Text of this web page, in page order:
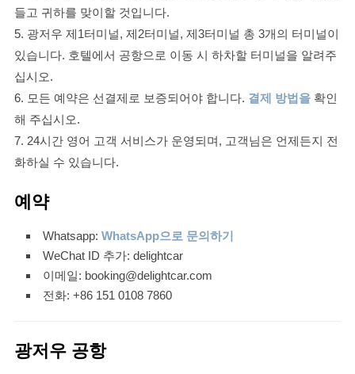
들고 귀하를 맞이할 것입니다.
5. 광저우 제1터미널, 제2터미널, 제3터미널 총 3개의 터미널이
있습니다. 호텔에서 공항으로 이동 시 하차할 터미널을 알려주
십시오.
6. 모든 예약은 선결제로 보증되어야 합니다. 결제 방법을확인
해 주십시오.
7. 24시간 영어 고객 서비스가 운영되며, 고객님은 언제든지 전
화하실 수 있습니다.
예약
Whatsapp: WhatsApp으로 문의하기
WeChat ID 추가: delightcar
이메일: booking@delightcar.com
전화: +86 151 0108 7860
광저우 공항